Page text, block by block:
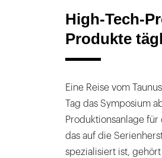
High-Tech-
Produkte
Eine Reise vom
Tag das Symposium
Produktionsanlage für
das auf die
spezialisiert ist,